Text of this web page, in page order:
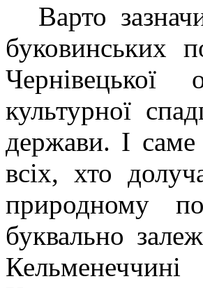
Варто
буковинських
Чернівецької
культурної
держави. І саме
всіх, хто
природному
буквально